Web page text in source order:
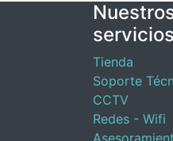
servicios
Tienda
Soporte
CCTV
Redes - Wifi